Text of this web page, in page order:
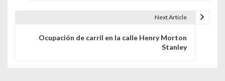
Next Article
Ocupación de carril en la calle Henry Morton
Stanley